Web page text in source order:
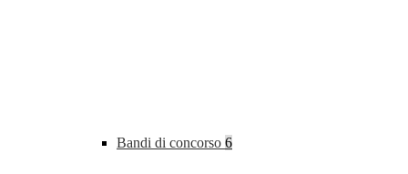
Bandi di concorso 6